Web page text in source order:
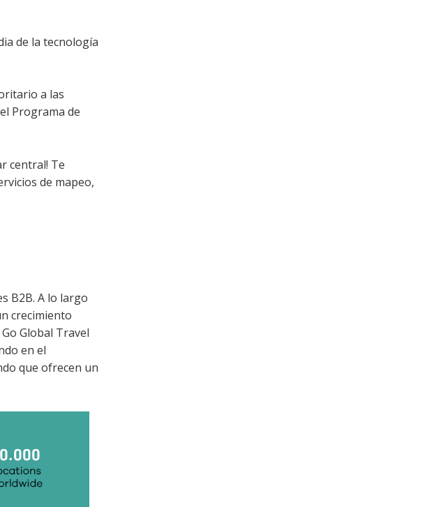
de la tecnología
a las
Programa de
central! Te
de mapeo,
B2B. A lo largo
crecimiento
Global Travel
en el
que ofrecen un